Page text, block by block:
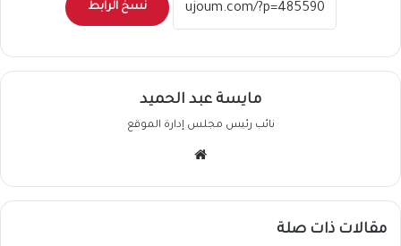
نسخ الرابط
مايسة عبد الحميد
نائب رئيس مجلس إدارة الموقع
مقالات ذات صلة